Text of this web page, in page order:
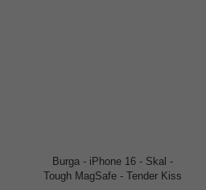
Burga - iPhone 16 - Skal -
Tough MagSafe - Tender Kiss